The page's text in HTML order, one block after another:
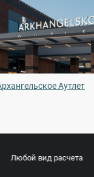
Аутлет
вид расчета